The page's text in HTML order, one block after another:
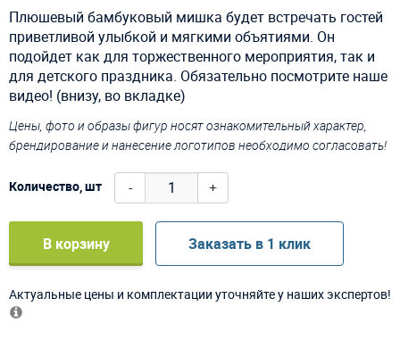
Плюшевый бамбуковый мишка будет встречать гостей
приветливой улыбкой и мягкими объятиями. Он
подойдет как для торжественного мероприятия, так и
для детского праздника. Обязательно посмотрите наше
видео! (внизу, во вкладке)
Цены, фото и образы фигур носят ознакомительный характер,
брендирование и нанесение логотипов необходимо согласовать!
Количество, шт - +
В корзину Заказать в 1 клик
Актуальные цены и комплектации уточняйте у наших экспертов!